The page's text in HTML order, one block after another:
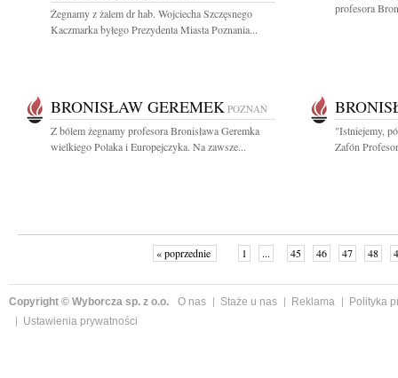
Żegnamy z żalem dr hab. Wojciecha Szczęsnego
Kaczmarka byłego Prezydenta Miasta Poznania...
profesora
BRONISŁAW GEREMEK POZNAŃ
Z bólem żegnamy profesora Bronisława Geremka
wielkiego Polaka i Europejczyka. Na zawsze...
"Istniejemy,
Zafón
« poprzednie 1 ... 45 46 47 48
Copyright © Wyborcza sp. z o.o. O nas Staże u nas Reklama
Polityka
Ustawienia prywatności